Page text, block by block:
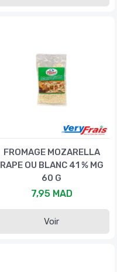
FROMAGE MOZARELLA
RAPE OU BLANC 41 % MG
60 G
7,95 MAD
Voir